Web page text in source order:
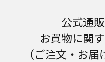
公式通
お買物に関
（ご注文・お届